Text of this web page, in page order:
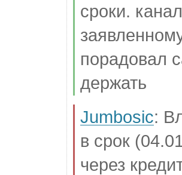
сроки.
порадовал
держать
Jumbosic:
в срок
через